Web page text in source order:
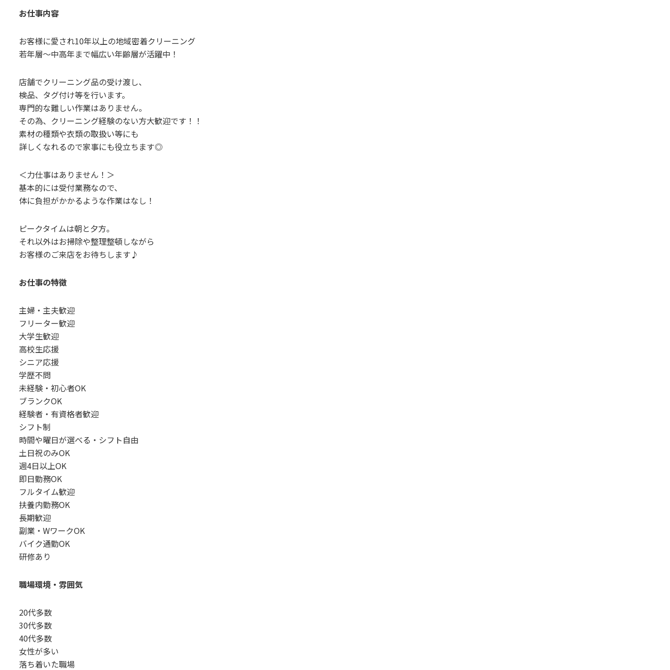
お仕事内容
お客様に愛され10年以上の地域密着クリーニング
若年層～中高年まで幅広い年齢層が活躍中！
店舗でクリーニング品の受け渡し、
検品、タグ付け等を行います。
専門的な難しい作業はありません。
その為、クリーニング経験のない方大歓迎です！！
素材の種類や衣類の取扱い等にも
詳しくなれるので家事にも役立ちます◎
＜力仕事はありません！＞
基本的には受付業務なので、
体に負担がかかるような作業はなし！
ピークタイムは朝と夕方。
それ以外はお掃除や整理整頓しながら
お客様のご来店をお待ちします♪
お仕事の特徴
主婦・主夫歓迎
フリーター歓迎
大学生歓迎
高校生応援
シニア応援
学歴不問
未経験・初心者OK
ブランクOK
経験者・有資格者歓迎
シフト制
時間や曜日が選べる・シフト自由
土日祝のみOK
週4日以上OK
即日勤務OK
フルタイム歓迎
扶養内勤務OK
長期歓迎
副業・WワークOK
バイク通勤OK
研修あり
職場環境・雰囲気
20代多数
30代多数
40代多数
女性が多い
落ち着いた職場